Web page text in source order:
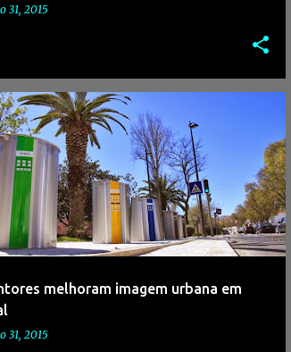
31, 2015
melhoram imagem urbana em
31, 2015